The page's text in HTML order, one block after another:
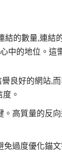
結的數量,連結
中的地位。這
良好的網站,
。
高質量的反
過度優化錨